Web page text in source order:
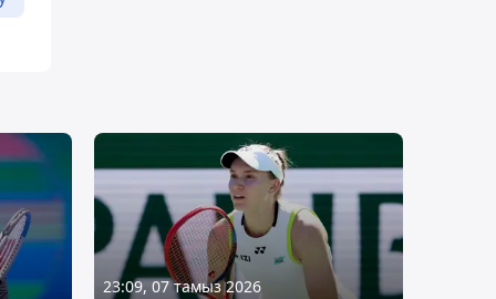
23:09, 07 тамыз 2026